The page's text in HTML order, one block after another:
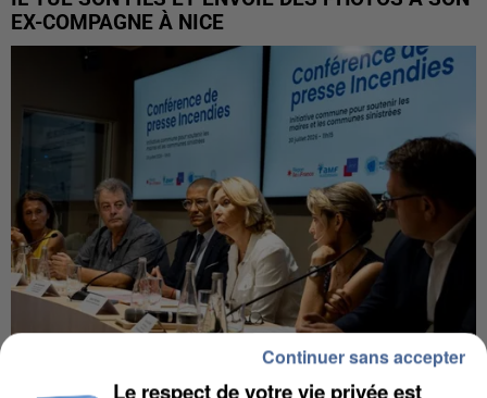
EX-COMPAGNE À NICE
Le respect de votre vie privée est
Continuer sans accepter